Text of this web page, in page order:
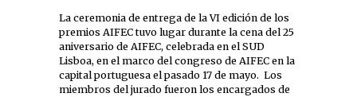
La ceremonia de entrega de la VI edición de los
premios AIFEC tuvo lugar durante la cena del 25
aniversario de AIFEC, celebrada en el SUD
Lisboa, en el marco del congreso de AIFEC en la
capital portuguesa el pasado 17 de mayo. Los
miembros del jurado fueron los encargados de